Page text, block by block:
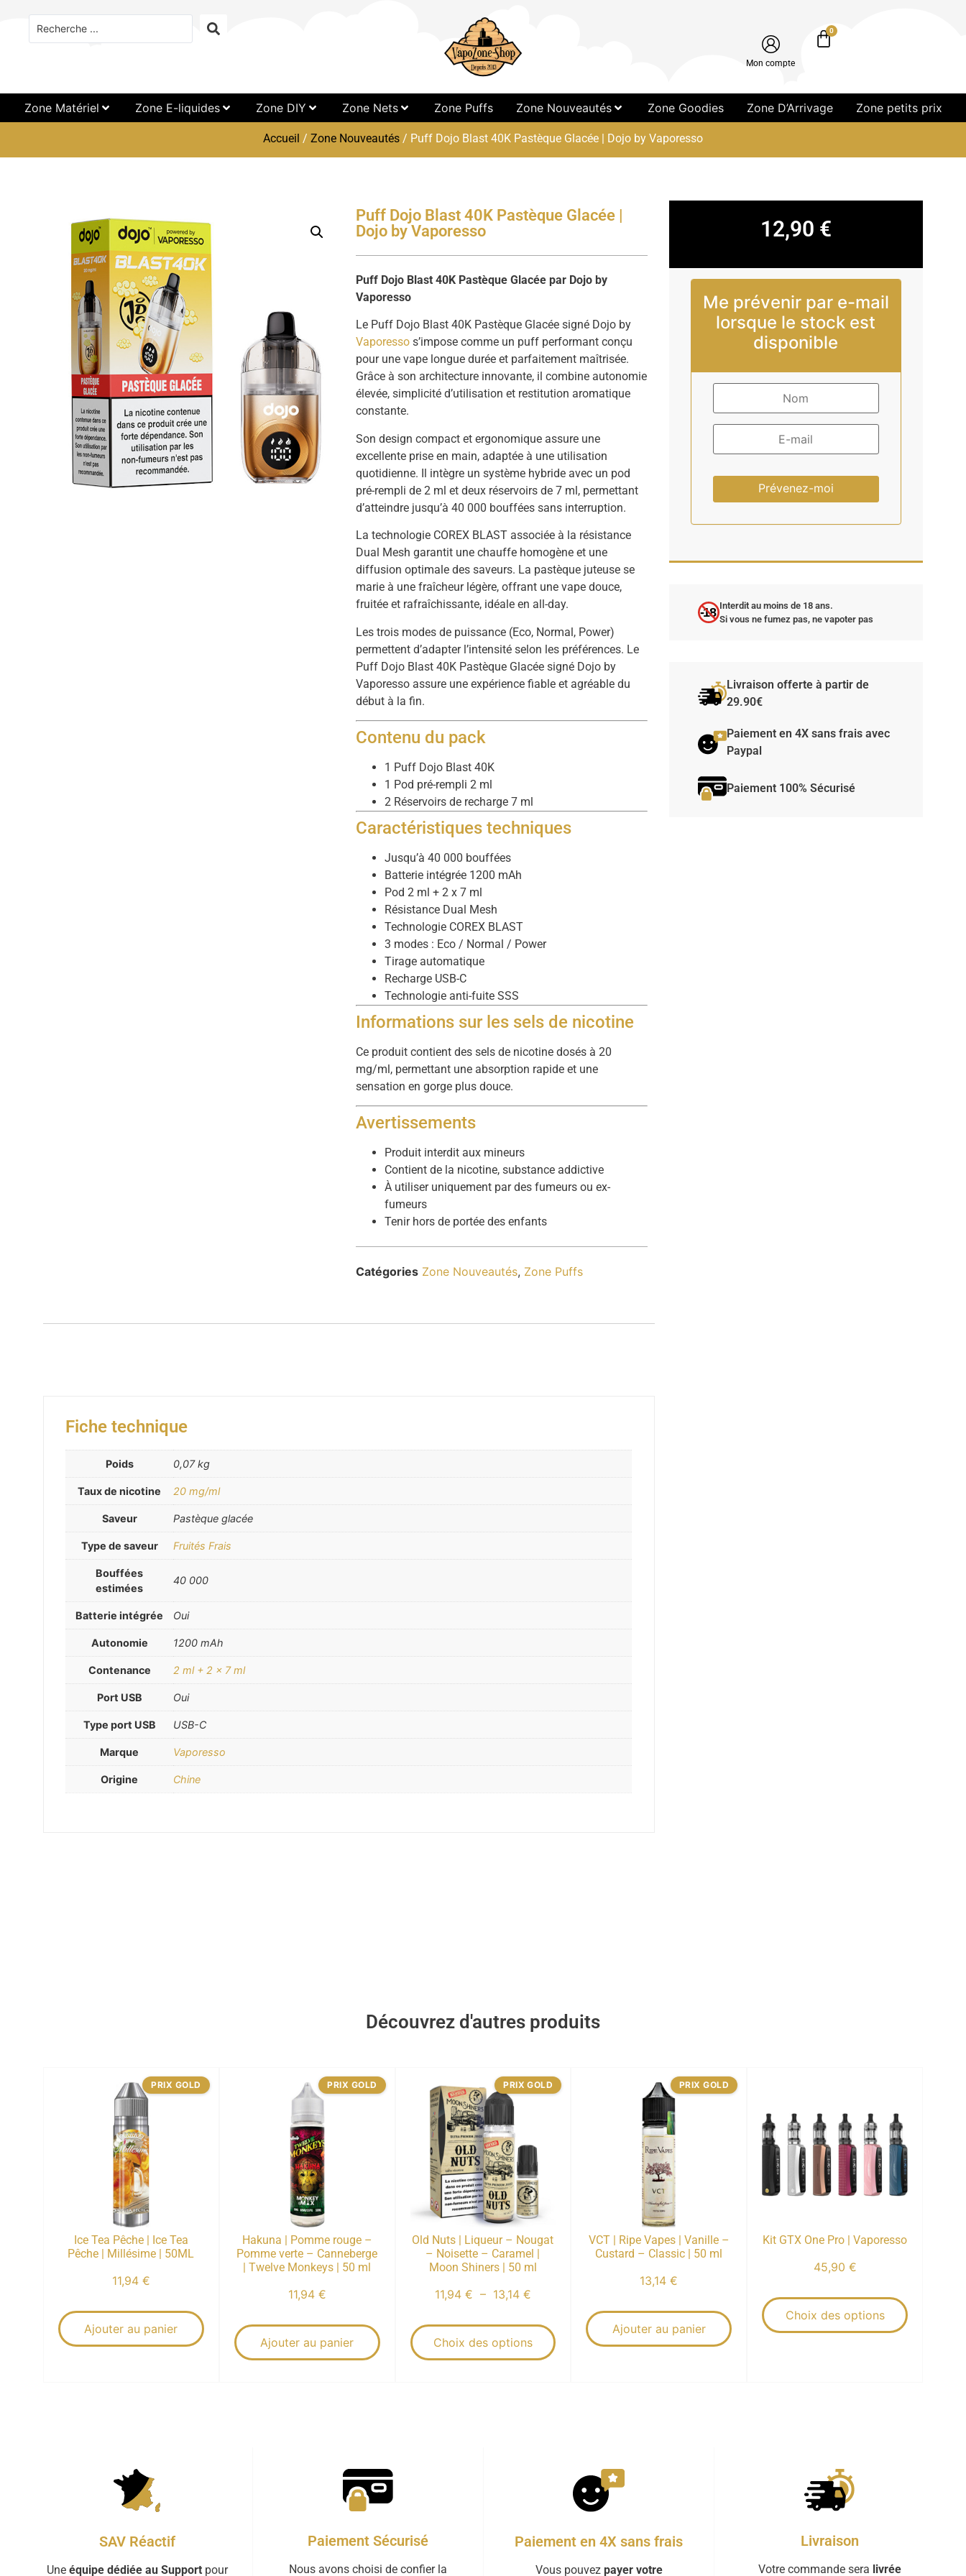
Mon compte
0
Zone Matériel Zone E-liquides Zone DIY Zone Nets Zone Puffs Zone Nouveautés Zone Goodies Zone D’Arrivage Zone petits prix
Accueil / Zone Nouveautés / Puff Dojo Blast 40K Pastèque Glacée | Dojo by Vaporesso
Puff Dojo Blast 40K Pastèque Glacée |
Dojo by Vaporesso
Puff Dojo Blast 40K Pastèque Glacée par Dojo by
Vaporesso
Le Puff Dojo Blast 40K Pastèque Glacée signé Dojo by
Vaporesso s’impose comme un puff performant conçu
pour une vape longue durée et parfaitement maîtrisée.
Grâce à son architecture innovante, il combine autonomie
élevée, simplicité d’utilisation et restitution aromatique
constante.
Son design compact et ergonomique assure une
excellente prise en main, adaptée à une utilisation
quotidienne. Il intègre un système hybride avec un pod
pré-rempli de 2 ml et deux réservoirs de 7 ml, permettant
d’atteindre jusqu’à 40 000 bouffées sans interruption.
La technologie COREX BLAST associée à la résistance
Dual Mesh garantit une chauffe homogène et une
diffusion optimale des saveurs. La pastèque juteuse se
marie à une fraîcheur légère, offrant une vape douce,
fruitée et rafraîchissante, idéale en all-day.
Les trois modes de puissance (Eco, Normal, Power)
permettent d’adapter l’intensité selon les préférences. Le
Puff Dojo Blast 40K Pastèque Glacée signé Dojo by
Vaporesso assure une expérience fiable et agréable du
début à la fin.
Contenu du pack
1 Puff Dojo Blast 40K
1 Pod pré-rempli 2 ml
2 Réservoirs de recharge 7 ml
Caractéristiques techniques
Jusqu’à 40 000 bouffées
Batterie intégrée 1200 mAh
Pod 2 ml + 2 x 7 ml
Résistance Dual Mesh
Technologie COREX BLAST
3 modes : Eco / Normal / Power
Tirage automatique
Recharge USB-C
Technologie anti-fuite SSS
Informations sur les sels de nicotine
Ce produit contient des sels de nicotine dosés à 20
mg/ml, permettant une absorption rapide et une
sensation en gorge plus douce.
Avertissements
Produit interdit aux mineurs
Contient de la nicotine, substance addictive
À utiliser uniquement par des fumeurs ou ex-
fumeurs
Tenir hors de portée des enfants
Catégories Zone Nouveautés, Zone Puffs
Fiche technique
Poids 0,07 kg
Taux de nicotine 20 mg/ml
Saveur Pastèque glacée
Type de saveur Fruités Frais
Bouffées
estimées
40 000
Batterie intégrée Oui
Autonomie 1200 mAh
Contenance 2 ml + 2 x 7 ml
Port USB Oui
Type port USB USB-C
Marque Vaporesso
Origine Chine
12,90 €
Me prévenir par e-mail
lorsque le stock est
disponible
Prévenez-moi
-18 Interdit au moins de 18 ans.
Si vous ne fumez pas, ne vapoter pas
Livraison offerte à partir de
29.90€
Paiement en 4X sans frais avec
Paypal
Paiement 100% Sécurisé
Découvrez d'autres produits
Ice Tea Pêche | Ice Tea
Pêche | Millésime | 50ML
11,94 €
Ajouter au panier
PRIX GOLD
Hakuna | Pomme rouge –
Pomme verte – Canneberge
| Twelve Monkeys | 50 ml
11,94 €
Ajouter au panier
PRIX GOLD
Old Nuts | Liqueur – Nougat
– Noisette – Caramel |
Moon Shiners | 50 ml
11,94 € – 13,14 €
Choix des options
PRIX GOLD
VCT | Ripe Vapes | Vanille –
Custard – Classic | 50 ml
13,14€
Ajouter au panier
PRIX GOLD
Kit GTX One Pro | Vaporesso
45,90 €
Choix des options
SAV Réactif
Une équipe dédiée au Supportpour
Paiement Sécurisé
Nous avons choisi de confier la
Paiement en 4X sans frais
Vous pouvez payer votre
Livraison
Votre commande sera livrée